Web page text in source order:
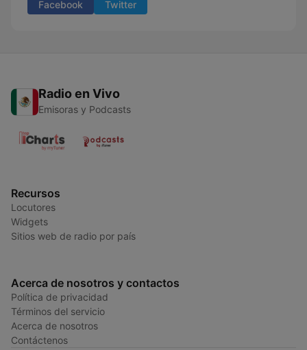
Facebook Twitter
Radio en Vivo
Emisoras y Podcasts
Recursos
Locutores
Widgets
Sitios web de radio por país
Acerca de nosotros y contactos
Política de privacidad
Términos del servicio
Acerca de nosotros
Contáctenos